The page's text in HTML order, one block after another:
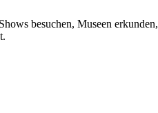
besuchen, Museen erkunden,